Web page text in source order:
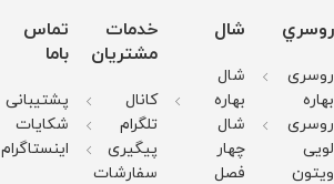
روسري
روسری
بهاره
روسری
لویی
ویتون
شال
شال
بهاره
شال
چهار
فصل
خدمات
مشتریان
کانال
تلگرام
پیگیری
سفارشات
تماس
باما
پشتیبانی
شکایات
اینستاگرام